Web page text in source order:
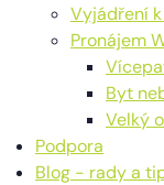
Vyjádření
Pronájem
Byt
Velký
Podpora
Blog - rady a